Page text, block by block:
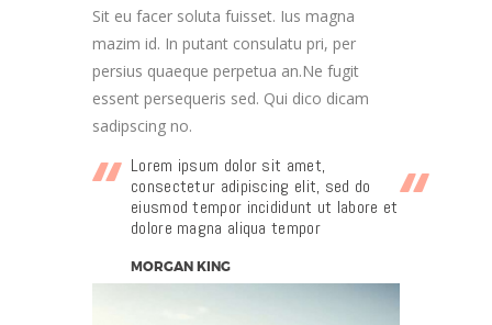
Sit eu facer soluta fuisset. Ius magna
mazim id. In putant consulatu pri, per
persius quaeque perpetua an.Ne fugit
essent persequeris sed. Qui dico dicam
sadipscing no.
Lorem ipsum dolor sit amet,
consectetur adipiscing elit, sed do
eiusmod tempor incididunt ut labore et
dolore magna aliqua tempor
MORGAN KING